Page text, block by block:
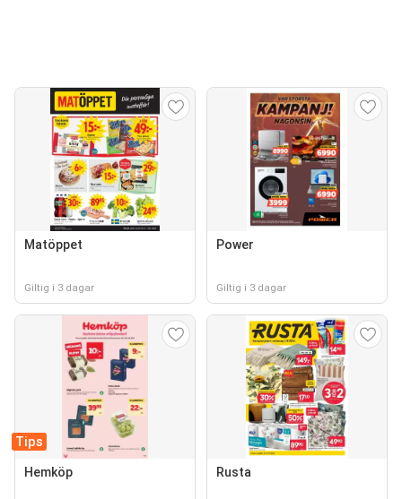
Matöppet
Giltig i 3 dagar
Power
Giltig i 3 dagar
Tips
Hemköp Rusta